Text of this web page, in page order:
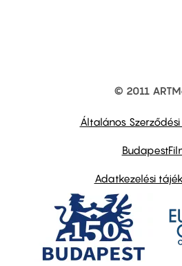
© 2011
Általános
Adatkezelési